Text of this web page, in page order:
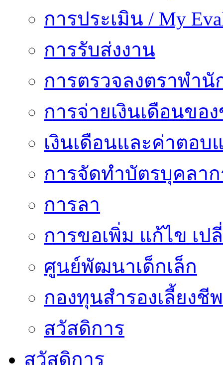
การประเมิน / My
การรับส่งงาน
การตรวจลงตราพำ
การจ่ายเงินเดือนขอ
เงินเดือนและค่าตอบ
การจัดทำบัตรบุคลา
การลา
การขอเพิ่ม แก้ไข เ
ศูนย์พัฒนาเด็กเล็ก
กองทุนสำรองเลี้ยงชีพ
สวัสดิการ
สวัสดิการ